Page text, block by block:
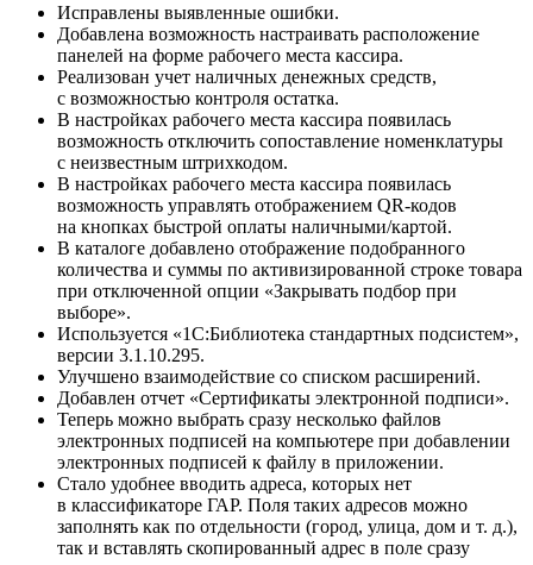
Исправлены выявленные ошибки.
Добавлена возможность настраивать расположение
панелей на форме рабочего места кассира.
Реализован учет наличных денежных средств,
с возможностью контроля остатка.
В настройках рабочего места кассира появилась
возможность отключить сопоставление номенклатуры
с неизвестным штрихкодом.
В настройках рабочего места кассира появилась
возможность управлять отображением QR-кодов
на кнопках быстрой оплаты наличными/картой.
В каталоге добавлено отображение подобранного
количества и суммы по активизированной строке товара
при отключенной опции «Закрывать подбор при
выборе».
Используется «1С:Библиотека стандартных подсистем»,
версии 3.1.10.295.
Улучшено взаимодействие со списком расширений.
Добавлен отчет «Сертификаты электронной подписи».
Теперь можно выбрать сразу несколько файлов
электронных подписей на компьютере при добавлении
электронных подписей к файлу в приложении.
Стало удобнее вводить адреса, которых нет
в классификаторе ГАР. Поля таких адресов можно
заполнять как по отдельности (город, улица, дом и т. д.),
так и вставлять скопированный адрес в поле сразу